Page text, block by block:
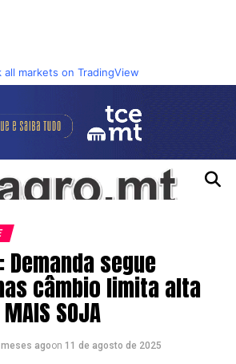
all markets on TradingView
Demanda segue
câmbio limita alta
SOJA
agoon 11 de agosto de 2025